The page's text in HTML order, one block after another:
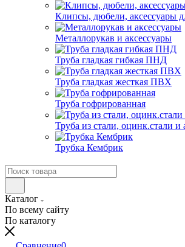
Клипсы, дюбели, аксессуары
Металлорукав и аксессуары
Труба гладкая гибкая ПНД
Труба гладкая жесткая ПВХ
Труба гофрированная
Труба из стали, оцинк.стали
Трубка Кембрик
Каталог
По всему сайту
По каталогу